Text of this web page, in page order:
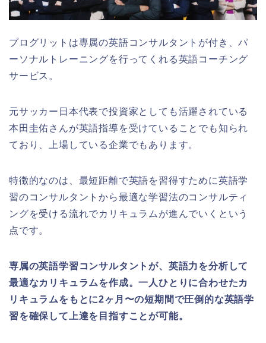
プログリットは専属の英語コンサルタントが付き、パ
ーソナルトレーニングを行ってくれる英語コーチング
サービス。
元サッカー日本代表で投資家としても活躍されている
本田圭佑さんが英語指導を受けていることでも知られ
ており、上場している企業でもあります。
特徴的なのは、最短距離で英語を習得すために英語学
習のコンサルタントから最適な学習法のコンサルティ
ングを受ける流れでカリキュラムが進んでいくという
点です。
専属の英語学習コンサルタントが、英語力を分析して
最適なカリキュラムを作成。一人ひとりに合わせたカ
リキュラムをもとに2ヶ月〜の短期間で圧倒的な英語学
習を確保して上達を目指すことが可能。